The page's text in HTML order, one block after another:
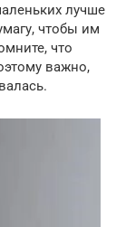
лучше
чтобы им
что
важно,